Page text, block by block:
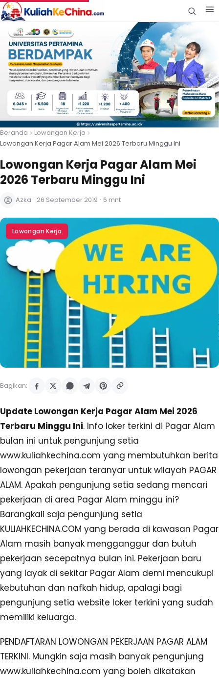
Beranda
Lowongan Kerja
Lowongan Kerja Pagar Alam Mei 2026 Terbaru Minggu Ini
Lowongan Kerja Pagar Alam Mei
2026 Terbaru Minggu Ini
Azka · 26 September 2019 · 6 mnt
Lowongan Kerja
Bagikan:
Update Lowongan Kerja Pagar Alam Mei 2026
Terbaru Minggu Ini. Info loker terkini di Pagar Alam
bulan ini untuk pengunjung setia
www.kuliahkechina.com yang membutuhkan berita
lowongan pekerjaan teranyar untuk wilayah PAGAR
ALAM. Apakah pengunjung setia sedang mencari
pekerjaan di area Pagar Alam minggu ini?
Barangkali saja pengunjung setia
KULIAHKECHINA.COM yang berada di kawasan Pagar
Alam masih banyak mengganggur dan butuh
pekerjaan secepatnya bulan ini. Pekerjaan baru
yang layak di sekitar Pagar Alam demi mencukupi
kebutuhan dan nafkah hidup, apalagi bagi
pengunjung setia website loker terkini yang sudah
memiliki keluarga.
PENDAFTARAN LOWONGAN PEKERJAAN PAGAR ALAM
TERKINI. Mungkin saja masih banyak pengunjung
www.kuliahkechina.com yang boleh dikatakan